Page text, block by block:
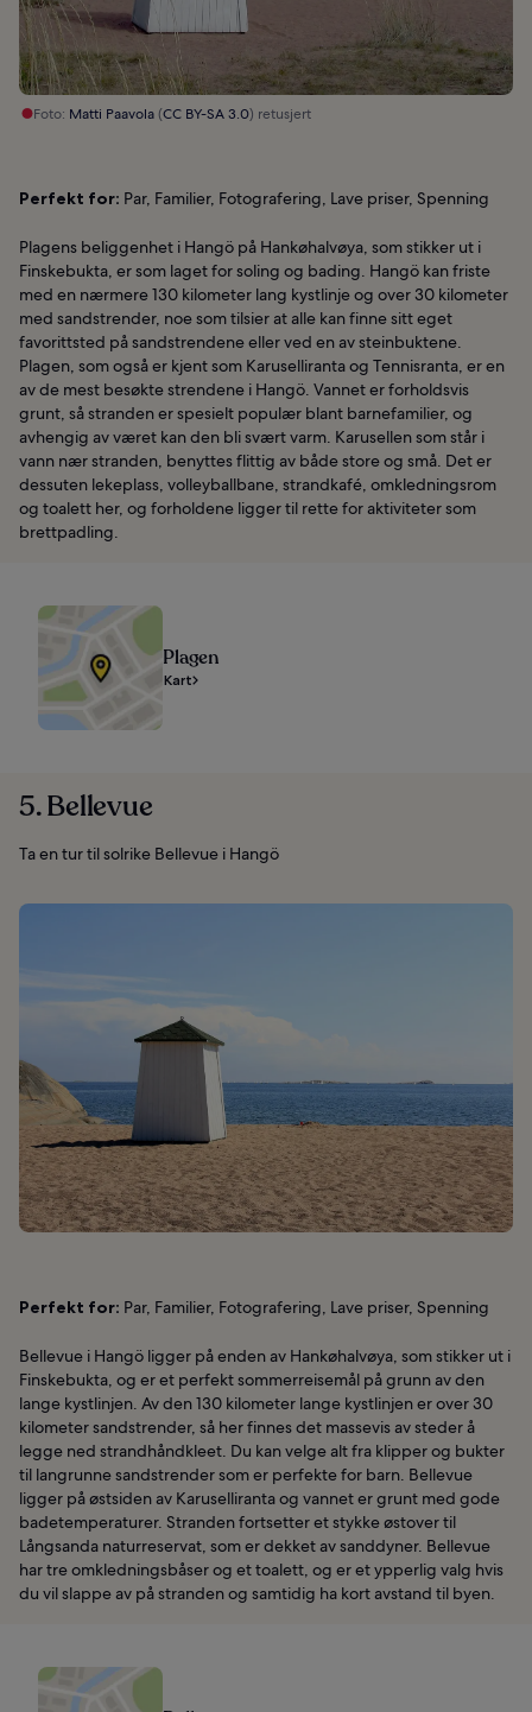
Foto: Matti Paavola(CC BY-SA 3.0) retusjert
Perfekt for: Par, Familier, Fotografering, Lave priser, Spenning
Plagens beliggenhet i Hangö på Hankøhalvøya, som stikker ut i
Finskebukta, er som laget for soling og bading. Hangö kan friste
med en nærmere 130 kilometer lang kystlinje og over 30 kilometer
med sandstrender, noe som tilsier at alle kan finne sitt eget
favorittsted på sandstrendene eller ved en av steinbuktene.
Plagen, som også er kjent som Karuselliranta og Tennisranta, er en
av de mest besøkte strendene i Hangö. Vannet er forholdsvis
grunt, så stranden er spesielt populær blant barnefamilier, og
avhengig av været kan den bli svært varm. Karusellen som står i
vann nær stranden, benyttes flittig av både store og små. Det er
dessuten lekeplass, volleyballbane, strandkafé, omkledningsrom
og toalett her, og forholdene ligger til rette for aktiviteter som
brettpadling.
Plagen
Kart
5. Bellevue
Ta en tur til solrike Bellevue i Hangö
Perfekt for: Par, Familier, Fotografering, Lave priser, Spenning
Bellevue i Hangö ligger på enden av Hankøhalvøya, som stikker ut i
Finskebukta, og er et perfekt sommerreisemål på grunn av den
lange kystlinjen. Av den 130 kilometer lange kystlinjen er over 30
kilometer sandstrender, så her finnes det massevis av steder å
legge ned strandhåndkleet. Du kan velge alt fra klipper og bukter
til langrunne sandstrender som er perfekte for barn. Bellevue
ligger på østsiden av Karuselliranta og vannet er grunt med gode
badetemperaturer. Stranden fortsetter et stykke østover til
Långsanda naturreservat, som er dekket av sanddyner. Bellevue
har tre omkledningsbåser og et toalett, og er et ypperlig valg hvis
du vil slappe av på stranden og samtidig ha kort avstand til byen.